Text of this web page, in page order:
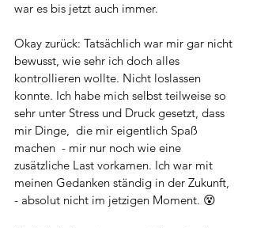
war es bis jetzt auch immer.
Okay zurück: Tatsächlich war mir gar nicht
bewusst, wie sehr ich doch alles
kontrollieren wollte. Nicht loslassen
konnte. Ich habe mich selbst teilweise so
sehr unter Stress und Druck gesetzt, dass
mir Dinge,  die mir eigentlich Spaß
machen  - mir nur noch wie eine
zusätzliche Last vorkamen. Ich war mit
meinen Gedanken ständig in der Zukunft,
- absolut nicht im jetzigen Moment. 😵